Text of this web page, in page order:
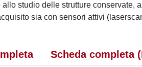
studio delle strutture
sia con sensori attivi
Scheda completa